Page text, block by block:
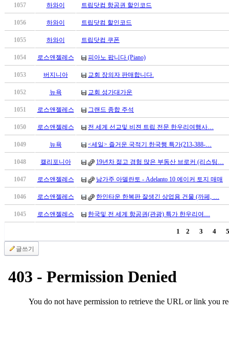
꼴
밍
넷
minky
체
안
브
국
소
야
즐
1057 하와이 트립닷컴 항공권 할인코드
1056 하와이 트립닷컴 할인코드
1055 하와이 트립닷컴 쿠폰
1054 로스앤젤레스 피아노 팝니다 (Piano)
1053 버지니아 교회 장의자 판매합니다.
1052 뉴욕 교회 성가대가운
1051 로스앤젤레스 그랜드 종합 주석
1050 로스앤젤레스 전 세계 선교및 비젼 트립 전문 한우리여행사…
1049 뉴욕 <세일> 즐거운 국적기 한국행 특가(213-388-…
1048 캘리포니아 19년차 젊고 경험 많은 부동산 브로커 (리스팅…
1047 로스앤젤레스 남가주 아델란토 - Adelanto 10 에이커 토지 매매
1046 로스앤젤레스 한인타운 한복판 잘생긴 상업용 건물 (까페, …
1045 로스앤젤레스 한국및 전 세계 항공권(관광) 특가 한우리여…
1 2 3 4 5
글쓰기